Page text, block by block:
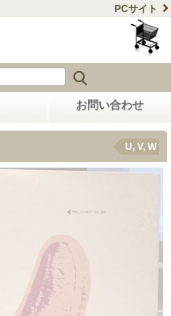
PCサイト
お問い合わせ
U, V, W